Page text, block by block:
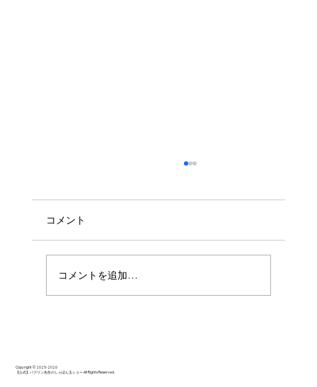
コメント
コメントを追加…
Copyright © 2025-2026
【公式】バブリン先生のしゃぼん玉ショー All Rights Reserved.